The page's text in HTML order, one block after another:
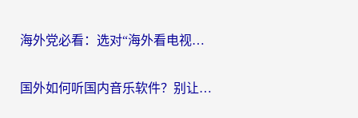
海外党必看：选对“海外看电视剧软件”，再也不用愁国内剧刷不了
国外如何听国内音乐软件？别让地域限制，断了你的中文歌单